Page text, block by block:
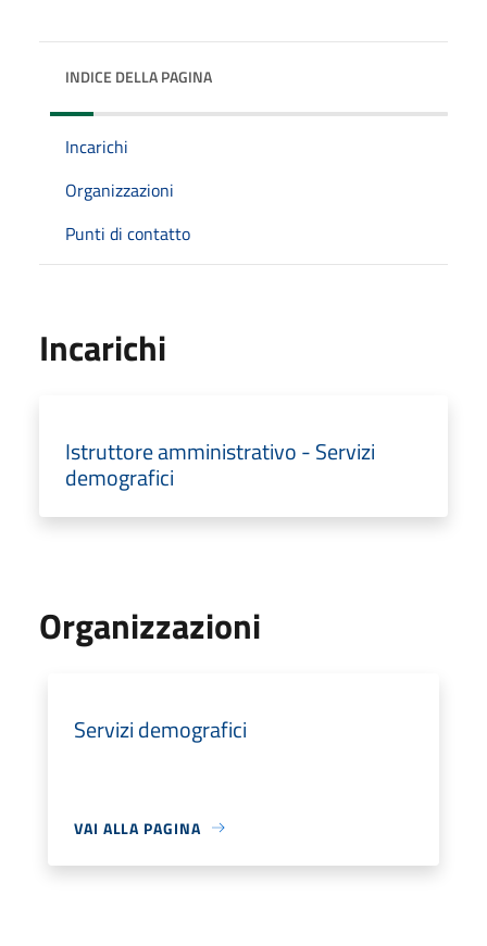
INDICE DELLA PAGINA
Incarichi
Organizzazioni
Punti di contatto
Incarichi
Istruttore amministrativo - Servizi
demografici
Organizzazioni
Servizi demografici
VAI ALLA PAGINA